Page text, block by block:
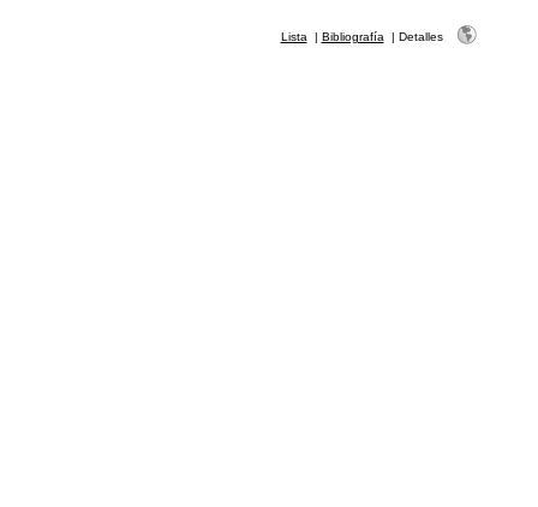
Lista | Bibliografía | Detalles